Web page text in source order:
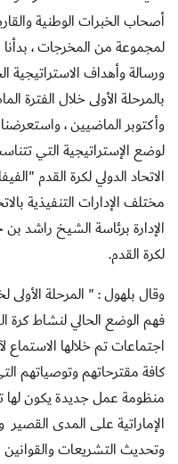
أصحاب الخبرات الوطنية
لمجموعة من المخرجات ،
ورسالة وأهداف الاستراتيجية
بالمرحلة الأولى خلال الفترة
وأكتوبر الماضيين ،
لوضع الإستراتيجية التي
الاتحاد الدولي لكرة القدم
مختلف الإدارات التنفيذية
الإدارة برئاسة الشيخ راشد
لكرة القدم.
وقال بلهول : " المرحلة
فهم الوضع الحالي لنشاط كرة
اجتماعات تم خلالها الاستماع
كافة مقترحاتهم وتوصياتهم
منظومة عمل جديدة يكون لها
الإماراتية على المدى القصير
وتحديث التشريعات والقوانين